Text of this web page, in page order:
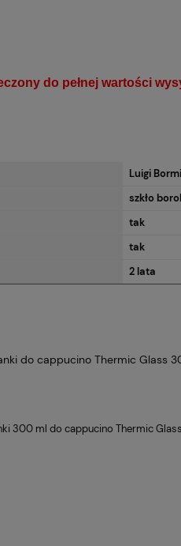
Kubek - Wassily Kandinsky
do pełnej wartości
Luigi
szkło
tak
tak
2 lata
do cappucino Thermic Glass
300 ml do cappucino Thermic